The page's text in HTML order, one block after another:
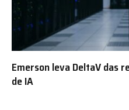
Emerson leva DeltaV das
de IA